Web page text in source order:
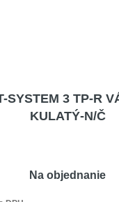
SYSTEM 3 TP-R
KULATÝ-N/Č
Na objednanie